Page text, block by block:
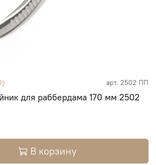
арт. 2502 ПП
для раббердама 170 мм 2502
В корзину